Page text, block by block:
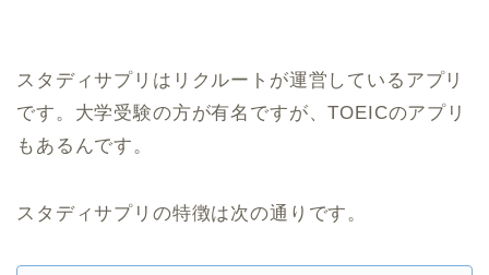
スタディサプリはリクルートが運営しているアプリ
です。大学受験の方が有名ですが、TOEICのアプリ
もあるんです。
スタディサプリの特徴は次の通りです。